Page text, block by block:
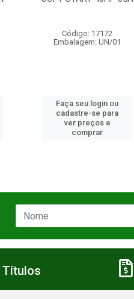
Código: 17173
Embalagem: UN/01
Faça seu login ou
cadastre-se para
ver preços e
comprar
Títulos